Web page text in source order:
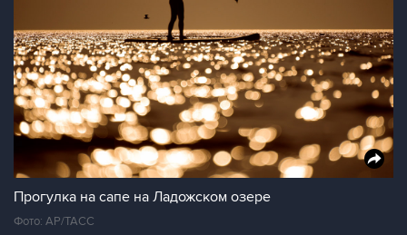
Прогулка на сапе на Ладожском озере
Фото: АР/ТАСС